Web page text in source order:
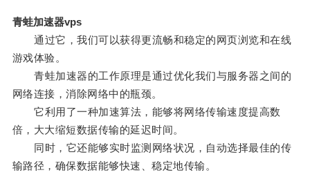
青蛙加速器vps
通过它，我们可以获得更流畅和稳定的网页浏览和在线
游戏体验。
青蛙加速器的工作原理是通过优化我们与服务器之间的
网络连接，消除网络中的瓶颈。
它利用了一种加速算法，能够将网络传输速度提高数
倍，大大缩短数据传输的延迟时间。
同时，它还能够实时监测网络状况，自动选择最佳的传
输路径，确保数据能够快速、稳定地传输。